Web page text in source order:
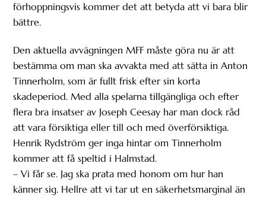
förhoppningsvis kommer det att betyda att vi bara blir
bättre.
Den aktuella avvägningen MFF måste göra nu är att
bestämma om man ska avvakta med att sätta in Anton
Tinnerholm, som är fullt frisk efter sin korta
skadeperiod. Med alla spelarna tillgängliga och efter
flera bra insatser av Joseph Ceesay har man dock råd
att vara försiktiga eller till och med överförsiktiga.
Henrik Rydström ger inga hintar om Tinnerholm
kommer att få speltid i Halmstad.
– Vi får se. Jag ska prata med honom om hur han
känner sig. Hellre att vi tar ut en säkerhetsmarginal än